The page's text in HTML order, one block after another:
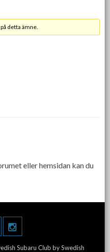
detta ämne.
eller hemsidan kan du
Subaru Club by Swedish